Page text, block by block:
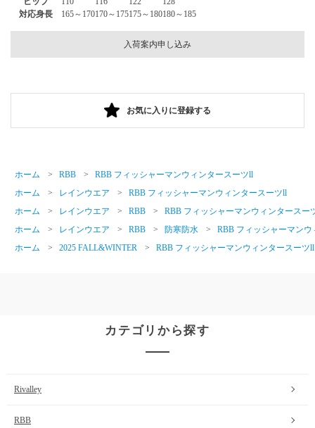
入荷案内申し込み
対応身長
165～170170～175175～180180～185
お気に入りに登録する
ホーム > RBB >
RBB フィッシャーマンウィンタースーツll
ホーム
> レインウエア >
RBB フィッシャーマンウィンタースーツll
ホーム
> レインウエア > RBB >
RBB フィッシャーマンウィンタースー
ホーム
> レインウエア > RBB > 防寒防水 >
RBB フィッシャーマン
ホーム
> 2025 FALL&WINTER > RBB フィッシャーマンウィンタースーツll
カテゴリから探す
Rivalley
RBB